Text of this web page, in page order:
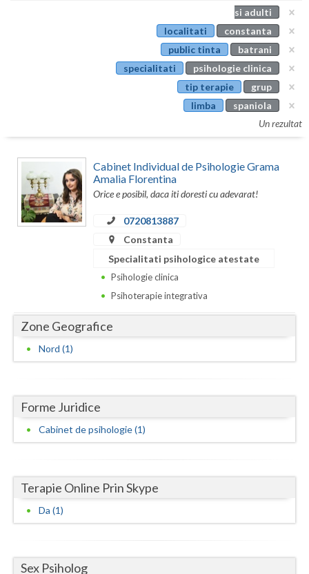
Cluj
Constanta
Covasna
Giurgiu
Gorj
Hunedoara
Ialomita
Ilfov
Maramures
Mures
si adulti
localitati
constanta
public tinta
batrani
specialitati
psihologie clinica
tip terapie
grup
limba
spaniola
Un rezultat
Cabinet Individual de Psihologie Grama
Amalia Florentina
Orice e posibil, daca iti doresti cu adevarat!
0720813887
Constanta
Specialitati psihologice atestate
Psihologie clinica
Psihoterapie integrativa
Zone Geografice
Nord (1)
Forme Juridice
Cabinet de psihologie (1)
Terapie Online Prin Skype
Da (1)
Sex Psiholog